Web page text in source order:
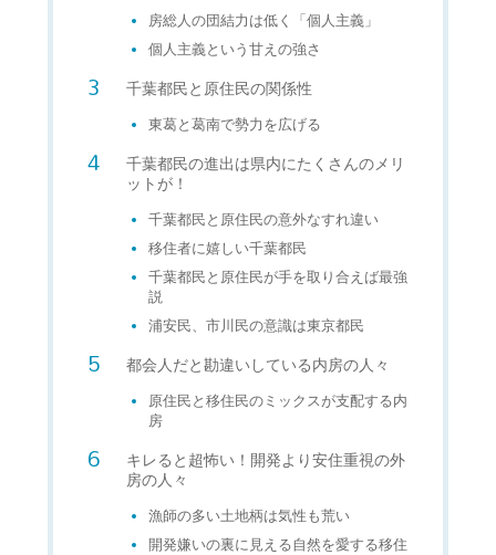
房総人の団結力は低く「個人主義」
個人主義という甘えの強さ
千葉都民と原住民の関係性
東葛と葛南で勢力を広げる
千葉都民の進出は県内にたくさんのメリ
ットが！
千葉都民と原住民の意外なすれ違い
移住者に嬉しい千葉都民
千葉都民と原住民が手を取り合えば最強
説
浦安民、市川民の意識は東京都民
都会人だと勘違いしている内房の人々
原住民と移住民のミックスが支配する内
房
キレると超怖い！開発より安住重視の外
房の人々
漁師の多い土地柄は気性も荒い
開発嫌いの裏に見える自然を愛する移住